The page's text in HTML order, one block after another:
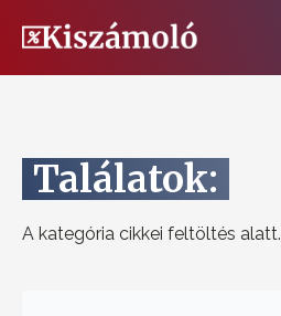
Találatok:
A kategória cikkei feltöltés alatt.